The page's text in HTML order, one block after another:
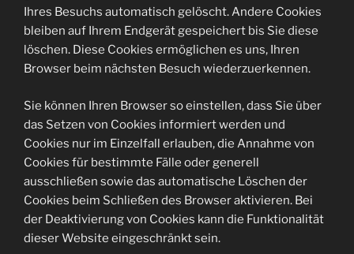
Ihres Besuchs automatisch gelöscht. Andere Cookies
bleiben auf Ihrem Endgerät gespeichert bis Sie diese
löschen. Diese Cookies ermöglichen es uns, Ihren
Browser beim nächsten Besuch wiederzuerkennen.
Sie können Ihren Browser so einstellen, dass Sie über
das Setzen von Cookies informiert werden und
Cookies nur im Einzelfall erlauben, die Annahme von
Cookies für bestimmte Fälle oder generell
ausschließen sowie das automatische Löschen der
Cookies beim Schließen des Browser aktivieren. Bei
der Deaktivierung von Cookies kann die Funktionalität
dieser Website eingeschränkt sein.